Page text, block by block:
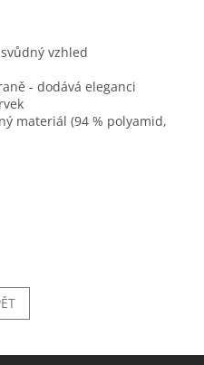
vzhled
- dodává eleganci
materiál (94 % polyamid,